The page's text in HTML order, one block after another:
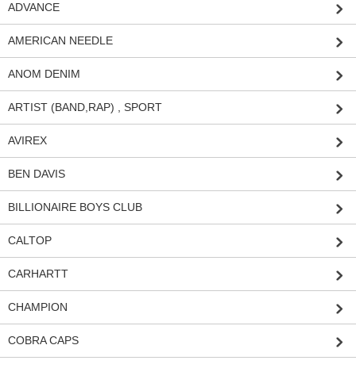
ADVANCE
AMERICAN NEEDLE
ANOM DENIM
ARTIST (BAND,RAP) , SPORT
AVIREX
BEN DAVIS
BILLIONAIRE BOYS CLUB
CALTOP
CARHARTT
CHAMPION
COBRA CAPS